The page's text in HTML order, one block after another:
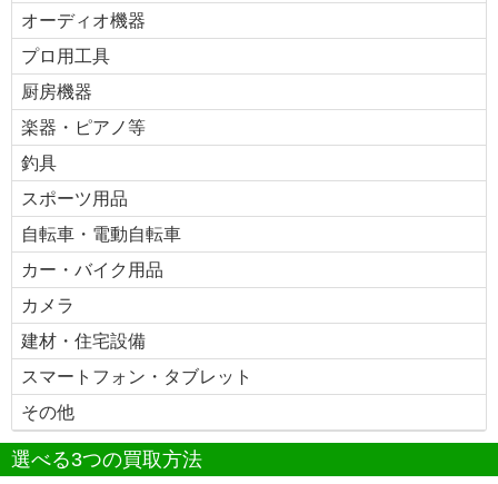
オーディオ機器
プロ用工具
厨房機器
楽器・ピアノ等
釣具
スポーツ用品
自転車・電動自転車
カー・バイク用品
カメラ
建材・住宅設備
スマートフォン・タブレット
その他
選べる3つの買取方法